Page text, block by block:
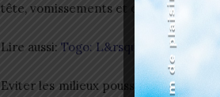
tête, vomissements et crises
Lire aussi: Togo: L&rsquo;Université
Eviter les milieux poussiéreux,